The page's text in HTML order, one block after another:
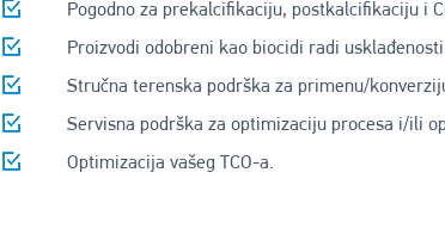
Pogodno za prekalcifikaciju, postkalcifikaciju i
Proizvodi odobreni kao biocidi radi
Stručna terenska podrška za primenu/
Servisna podrška za optimizaciju procesa i/ili
Optimizacija vašeg TCO-a.